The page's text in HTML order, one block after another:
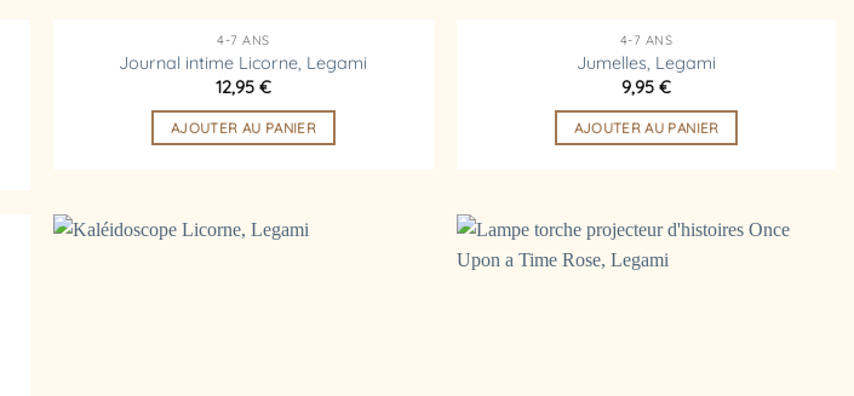
4-7 ANS
Journal intime Licorne, Legami
12,95 €
AJOUTER AU PANIER
4-7 ANS
Jumelles, Legami
9,95€
AJOUTER AU PANIER